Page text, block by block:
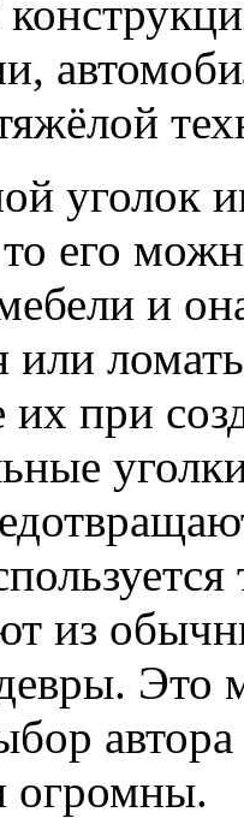
уголок
его
и
или
их при
из
Это
огромны.